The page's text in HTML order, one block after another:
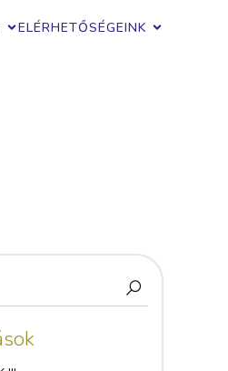
ELÉRHETŐSÉGEINK